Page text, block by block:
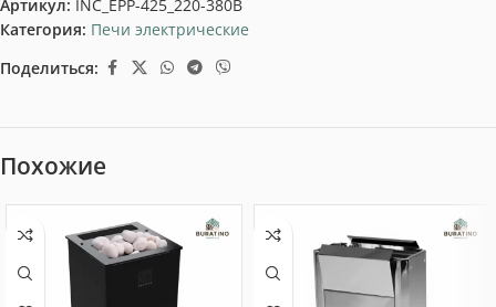
Артикул: INC_EPP-425_220-380B
Категория: Печи электрические
Поделиться:
Похожие